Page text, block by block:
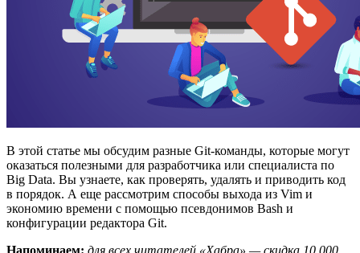
В этой статье мы обсудим разные Git-команды, которые могут
оказаться полезными для разработчика или специалиста по
Big Data. Вы узнаете, как проверять, удалять и приводить код
в порядок. А еще рассмотрим способы выхода из Vim и
экономию времени с помощью псевдонимов Bash и
конфигурации редактора Git.
Напоминаем: для всех читателей «Хабра» — скидка 10 000